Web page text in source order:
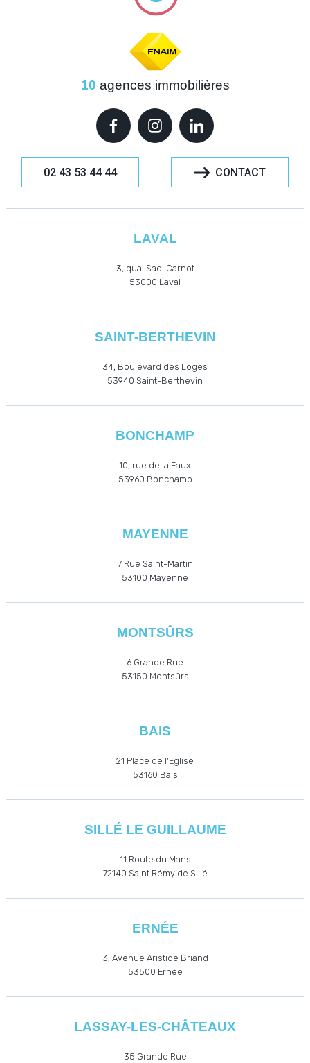
10 agences immobilières
02 43 53 44 44 CONTACT
LAVAL
3, quai Sadi Carnot
53000 Laval
SAINT-BERTHEVIN
34, Boulevard des Loges
53940 Saint-Berthevin
BONCHAMP
10, rue de la Faux
53960 Bonchamp
MAYENNE
7 Rue Saint-Martin
53100 Mayenne
MONTSÛRS
6 Grande Rue
53150 Montsûrs
BAIS
21 Place de l'Eglise
53160 Bais
SILLÉ LE GUILLAUME
11 Route du Mans
72140 Saint Rémy de Sillé
ERNÉE
3, Avenue Aristide Briand
53500 Ernée
LASSAY-LES-CHÂTEAUX
35 Grande Rue